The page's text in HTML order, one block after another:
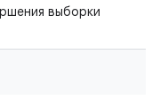
выборки